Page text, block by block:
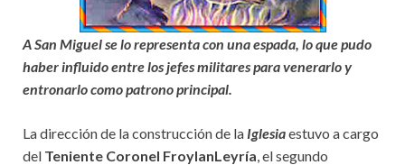
A San Miguel se lo representa con una espada, lo que pudo
haber influido entre los jefes militares para venerarlo y
entronarlo como patrono principal.
La dirección de la construcción de la Iglesiaestuvo a cargo
del Teniente Coronel FroylanLeyría, el segundo